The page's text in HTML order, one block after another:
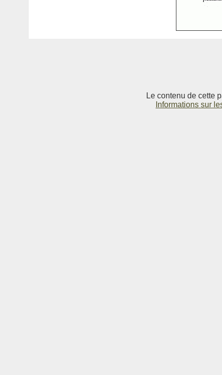
Le contenu de cette
Informations sur